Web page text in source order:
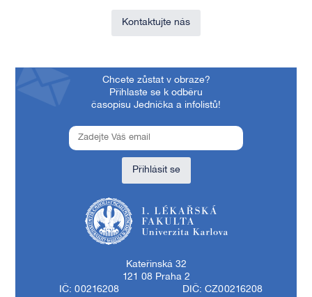
Kontaktujte nás
Chcete zůstat v obraze?
Přihlaste se k odběru
časopisu Jednička a infolistů!
Přihlásit se
Kateřinská 32
121 08 Praha 2
IČ: 00216208
DIČ: CZ00216208